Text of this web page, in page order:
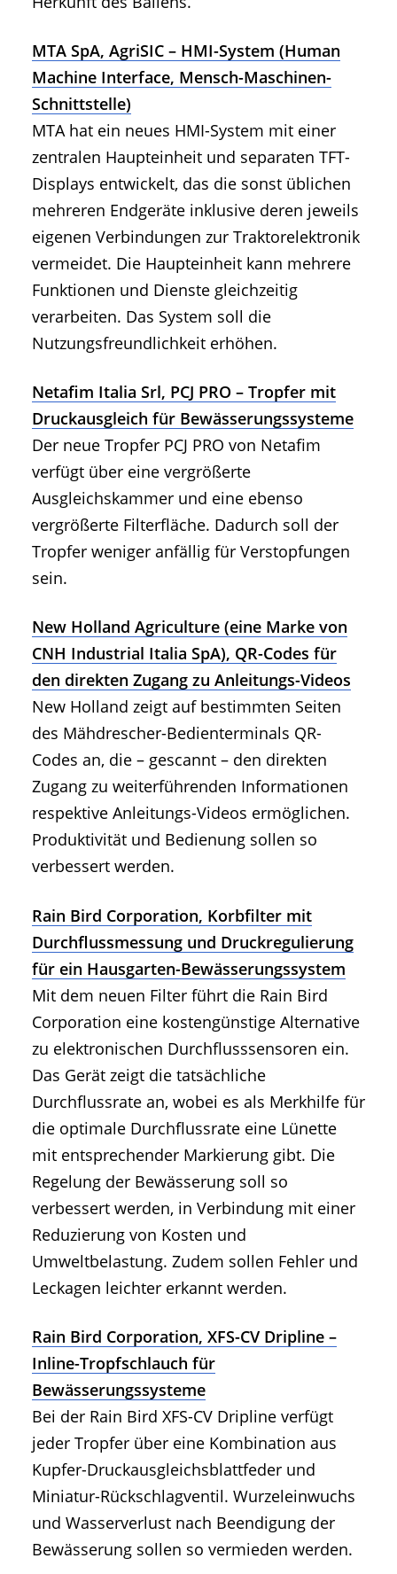
MTA SpA, AgriSIC – HMI-System (Human
Machine Interface, Mensch-Maschinen-
Schnittstelle)
MTA hat ein neues HMI-System mit einer
zentralen Haupteinheit und separaten TFT-
Displays entwickelt, das die sonst üblichen
mehreren Endgeräte inklusive deren jeweils
eigenen Verbindungen zur Traktorelektronik
vermeidet. Die Haupteinheit kann mehrere
Funktionen und Dienste gleichzeitig
verarbeiten. Das System soll die
Nutzungsfreundlichkeit erhöhen.
Netafim Italia Srl, PCJ PRO – Tropfer mit
Druckausgleich für Bewässerungssysteme
Der neue Tropfer PCJ PRO von Netafim
verfügt über eine vergrößerte
Ausgleichskammer und eine ebenso
vergrößerte Filterfläche. Dadurch soll der
Tropfer weniger anfällig für Verstopfungen
sein.
New Holland Agriculture (eine Marke von
CNH Industrial Italia SpA), QR-Codes für
den direkten Zugang zu Anleitungs-Videos
New Holland zeigt auf bestimmten Seiten
des Mähdrescher-Bedienterminals QR-
Codes an, die – gescannt – den direkten
Zugang zu weiterführenden Informationen
respektive Anleitungs-Videos ermöglichen.
Produktivität und Bedienung sollen so
verbessert werden.
Rain Bird Corporation, Korbfilter mit
Durchflussmessung und Druckregulierung
für ein Hausgarten-Bewässerungssystem
Mit dem neuen Filter führt die Rain Bird
Corporation eine kostengünstige Alternative
zu elektronischen Durchflusssensoren ein.
Das Gerät zeigt die tatsächliche
Durchflussrate an, wobei es als Merkhilfe für
die optimale Durchflussrate eine Lünette
mit entsprechender Markierung gibt. Die
Regelung der Bewässerung soll so
verbessert werden, in Verbindung mit einer
Reduzierung von Kosten und
Umweltbelastung. Zudem sollen Fehler und
Leckagen leichter erkannt werden.
Rain Bird Corporation, XFS-CV Dripline –
Inline-Tropfschlauch für
Bewässerungssysteme
Bei der Rain Bird XFS-CV Dripline verfügt
jeder Tropfer über eine Kombination aus
Kupfer-Druckausgleichsblattfeder und
Miniatur-Rückschlagventil. Wurzeleinwuchs
und Wasserverlust nach Beendigung der
Bewässerung sollen so vermieden werden.